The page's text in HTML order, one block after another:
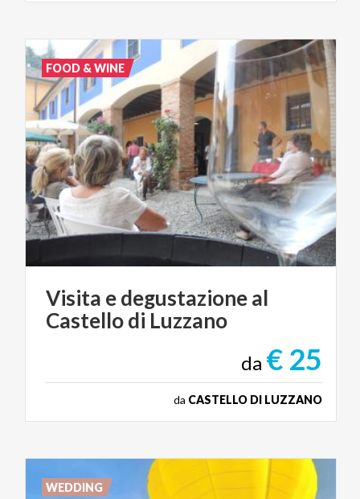
Visita edegustazioneal
Castellodi Luzzano
da € 25
da CASTELLO DI LUZZANO
FOOD & WINE
WEDDING